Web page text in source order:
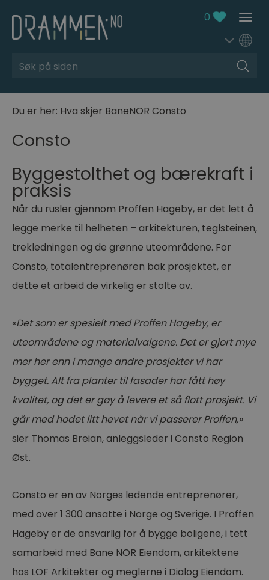
0
Søk
Du er her: Hva skjer BaneNOR Consto
Consto
Byggestolthet og bærekraft i
praksis
Når du rusler gjennom Proffen Hageby, er det lett å
legge merke til helheten – arkitekturen, teglsteinen,
trekledningen og de grønne uteområdene. For
Consto, totalentreprenøren bak prosjektet, er
dette et arbeid de virkelig er stolte av.
«Det som er spesielt med Proffen Hageby, er
uteområdene og materialvalgene. Det er gjort mye
mer her enn i mange andre prosjekter vi har
bygget. Alt fra planter til fasader har fått høy
kvalitet, og det er gøy å levere et så flott prosjekt. Vi
går med hodet litt hevet når vi passerer Proffen,»
sier Thomas Breian, anleggsleder i Consto Region
Øst.
Consto er en av Norges ledende entreprenører,
med over 1 300 ansatte i Norge og Sverige. I Proffen
Hageby er de ansvarlig for å bygge boligene, i tett
samarbeid med Bane NOR Eiendom, arkitektene
hos LOF Arkitekter og meglerne i Dialog Eiendom.